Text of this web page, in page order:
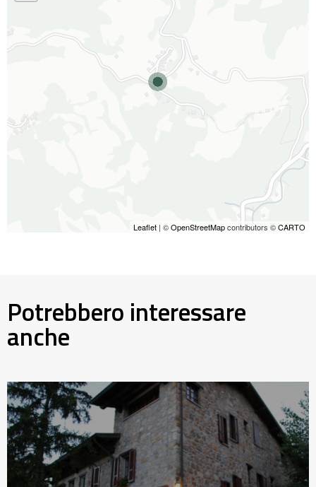
Leaflet | ©OpenStreetMapcontributors ©CARTO
Potrebbero interessare
anche